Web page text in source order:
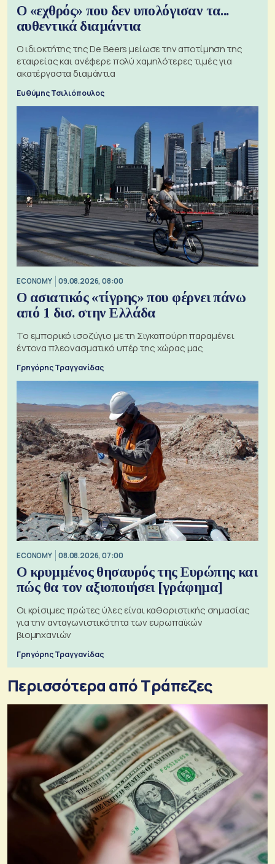
Ο «εχθρός» που δεν υπολόγισαν τα...
αυθεντικά διαμάντια
Ο ιδιοκτήτης της De Beers μείωσε την αποτίμηση της
εταιρείας και ανέφερε πολύ χαμηλότερες τιμές για
ακατέργαστα διαμάντια
Ευθύμης Τσιλιόπουλος
ECONOMY 09.08.2026, 08:00
Ο ασιατικός «τίγρης» που φέρνει πάνω
από 1 δισ. στην Ελλάδα
Το εμπορικό ισοζύγιο με τη Σιγκαπούρη παραμένει
έντονα πλεονασματικό υπέρ της χώρας μας
Γρηγόρης Τραγγανίδας
ECONOMY 08.08.2026, 07:00
Ο κρυμμένος θησαυρός της Ευρώπης και
πώς θα τον αξιοποιήσει [γράφημα]
Οι κρίσιμες πρώτες ύλες είναι καθοριστικής σημασίας
για την ανταγωνιστικότητα των ευρωπαϊκών
βιομηχανιών
Γρηγόρης Τραγγανίδας
Περισσότερα από Τράπεζες